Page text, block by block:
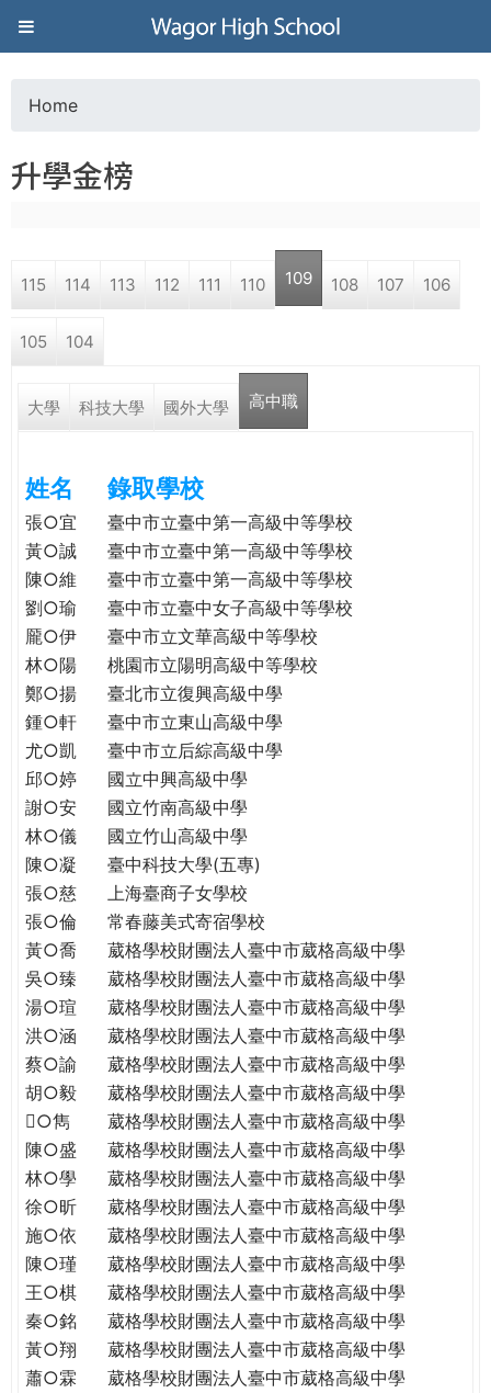
Jump to navigation
葳
格
高
學
格。
民。
WAGOR
TODAY
THE
WORLD
TOMORROW
PUTTING
YOU
THE
PATH
GLOBAL
CITIZENSHIP
o
a
r
e
e
r
e
Home
升學金榜
115 114 113 112 111 110 109 108 107 106
105 104
大學 科技大學 國外大學 高中職
姓名 錄取學校
張○宜
臺中市立臺中第一高級中等學校
黃○誠
臺中市立臺中第一高級中等學校
陳○維
臺中市立臺中第一高級中等學校
劉○瑜
臺中市立臺中女子高級中等學校
龎○伊
臺中市立文華高級中等學校
林○陽
桃園市立陽明高級中等學校
鄭○揚
臺北市立復興高級中學
鍾○軒
臺中市立東山高級中學
尤○凱
臺中市立后綜高級中學
邱○婷
國立中興高級中學
謝○安
國立竹南高級中學
林○儀
國立竹山高級中學
陳○凝
臺中科技大學(五專)
張○慈
上海臺商子女學校
張○倫
常春藤美式寄宿學校
黃○喬
葳格學校財團法人臺中市葳格高級中學
吳○臻
葳格學校財團法人臺中市葳格高級中學
湯○瑄
葳格學校財團法人臺中市葳格高級中學
洪○涵
葳格學校財團法人臺中市葳格高級中學
蔡○諭
葳格學校財團法人臺中市葳格高級中學
胡○毅
葳格學校財團法人臺中市葳格高級中學
○雋
葳格學校財團法人臺中市葳格高級中學
陳○盛
葳格學校財團法人臺中市葳格高級中學
林○學
葳格學校財團法人臺中市葳格高級中學
徐○昕
葳格學校財團法人臺中市葳格高級中學
施○依
葳格學校財團法人臺中市葳格高級中學
陳○瑾
葳格學校財團法人臺中市葳格高級中學
王○棋
葳格學校財團法人臺中市葳格高級中學
秦○銘
葳格學校財團法人臺中市葳格高級中學
黃○翔
葳格學校財團法人臺中市葳格高級中學
蕭○霖
葳格學校財團法人臺中市葳格高級中學